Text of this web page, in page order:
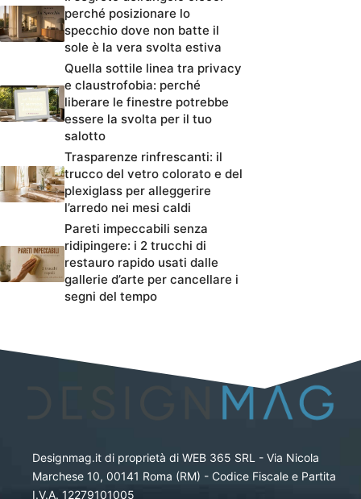
perché posizionare lo
specchio dove non batte il
sole è la vera svolta estiva
Quella sottile linea tra privacy
e claustrofobia: perché
liberare le finestre potrebbe
essere la svolta per il tuo
salotto
Trasparenze rinfrescanti: il
trucco del vetro colorato e del
plexiglass per alleggerire
l’arredo nei mesi caldi
Pareti impeccabili senza
ridipingere: i 2 trucchi di
restauro rapido usati dalle
gallerie d’arte per cancellare i
segni del tempo
Designmag.it di proprietà di WEB 365 SRL - Via Nicola
Marchese 10, 00141 Roma (RM) - Codice Fiscale e Partita
I.V.A. 12279101005